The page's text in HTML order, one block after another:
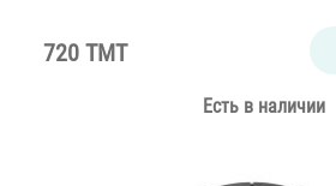
720 TMT
Есть в наличии